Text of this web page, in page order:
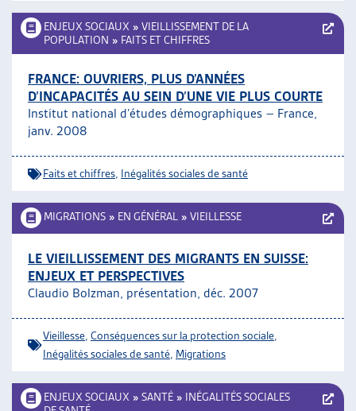
ENJEUX SOCIAUX » VIEILLISSEMENT DE LA
POPULATION » FAITS ET CHIFFRES
FRANCE: OUVRIERS, PLUS D’ANNÉES
D’INCAPACITÉS AU SEIN D’UNE VIE PLUS COURTE
Institut national d’études démographiques – France,
janv. 2008
Faits et chiffres Inégalités sociales de santé
MIGRATIONS » EN GÉNÉRAL » VIEILLESSE
LE VIEILLISSEMENT DES MIGRANTS EN SUISSE:
ENJEUX ET PERSPECTIVES
Claudio Bolzman, présentation, déc. 2007
Vieillesse Conséquences sur la protection sociale
Inégalités sociales de santé Migrations
ENJEUX SOCIAUX » SANTÉ » INÉGALITÉS SOCIALES